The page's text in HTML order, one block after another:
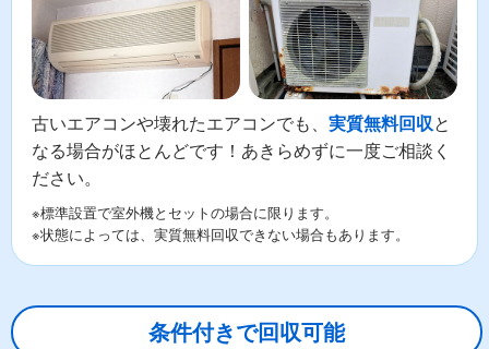
古いエアコンや壊れたエアコンでも、 実質無料回収と
なる場合がほとんどです！あきらめずに一度ご相談く
ださい。
※標準設置で室外機とセットの場合に限ります。
※状態によっては、実質無料回収できない場合もあります。
条件付きで回収可能